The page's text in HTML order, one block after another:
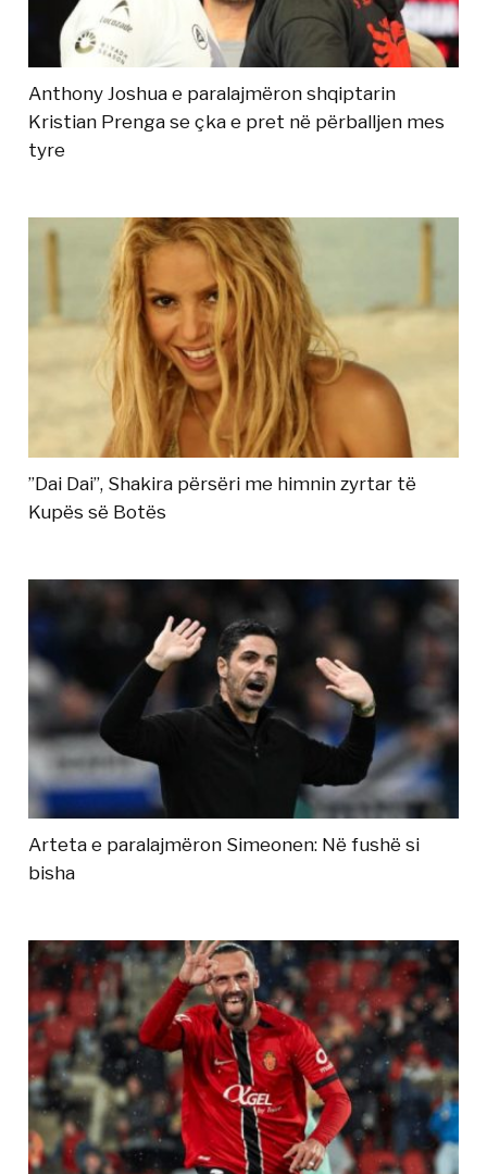
Anthony Joshua e paralajmëron shqiptarin
Kristian Prenga se çka e pret në përballjen mes
tyre
”Dai Dai”, Shakira përsëri me himnin zyrtar të
Kupës së Botës
Arteta e paralajmëron Simeonen: Në fushë si
bisha